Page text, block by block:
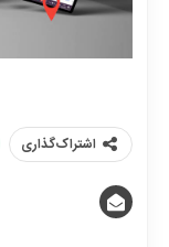
اشتراک‌گذاری